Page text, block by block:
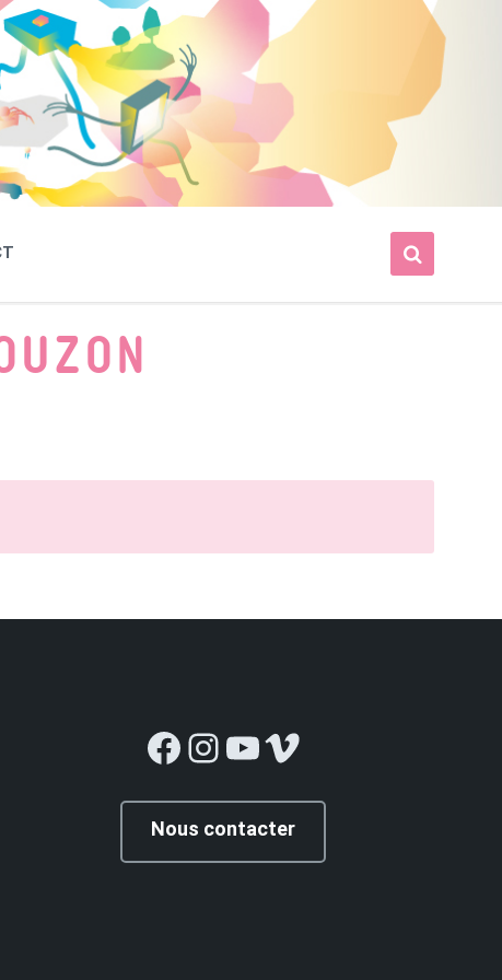
Facebook
Instagram
YouTube
Vimeo
Nous contacter